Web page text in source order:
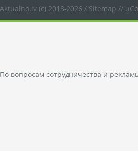
Aktualno.lv (c) 2013-2026 / Sitemap //
По вопросам сотрудничества и